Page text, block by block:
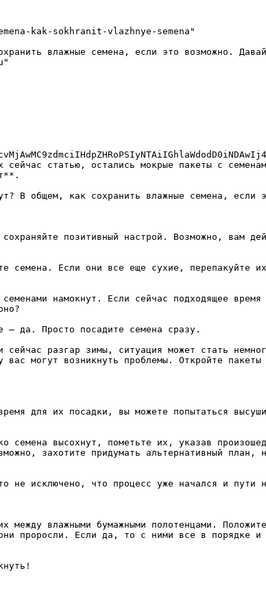
kak-sokhranit-vlazhnye-semena"
влажные семена, если это возможно.
статью, остались мокрые пакеты с
В общем, как сохранить влажные семена, если
позитивный настрой. Возможно, вам
семена. Если они все еще сухие, перепакуйте
намокнут. Если сейчас подходящее
– да. Просто посадите семена сразу.
разгар зимы, ситуация может стать
могут возникнуть проблемы. Откройте пакеты
для их посадки, вы можете попытаться
семена высохнут, пометьте их, указав
захотите придумать альтернативный план,
не исключено, что процесс уже начался и пути
влажными бумажными полотенцами.
проросли. Если да, то с ними все в порядке